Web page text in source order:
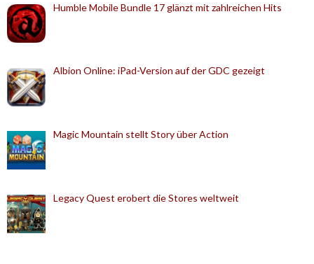
Humble Mobile Bundle 17 glänzt mit zahlreichen Hits
Albion Online: iPad-Version auf der GDC gezeigt
Magic Mountain stellt Story über Action
Legacy Quest erobert die Stores weltweit